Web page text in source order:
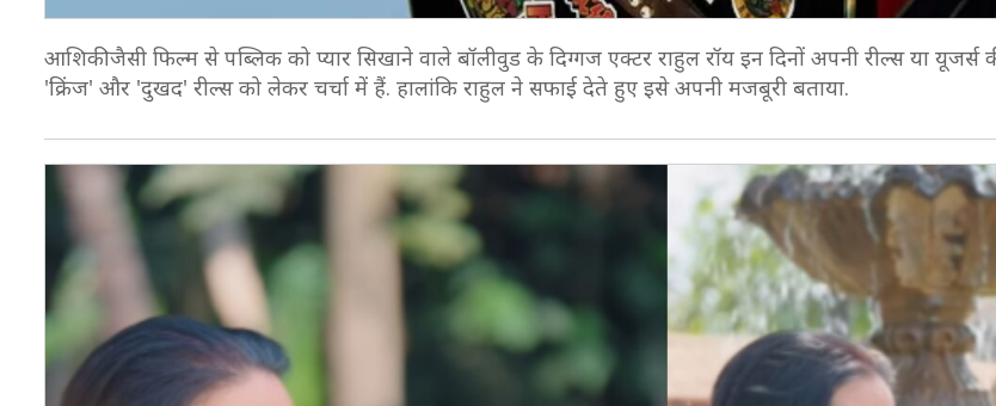
आशिकी जैसी फिल्म से पब्लिक को प्यार सिखाने वाले बॉलीवुड के दिग्गज एक्टर राहुल रॉय इन दिनों अपनी रील्स या यूजर्स
'क्रिंज' और 'दुखद' रील्स को लेकर चर्चा में हैं. हालांकि राहुल ने सफाई देते हुए इसे अपनी मजबूरी बताया.